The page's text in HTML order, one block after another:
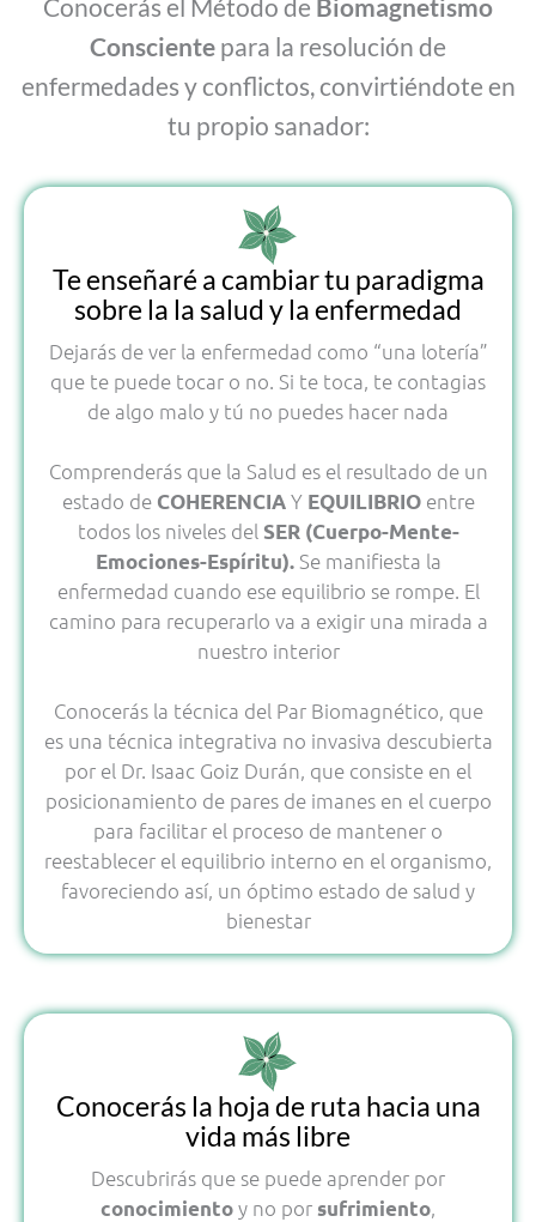
Conocerás el Método de Biomagnetismo
Consciente para la resolución de
enfermedades y conflictos, convirtiéndote en
tu propio sanador:
Te enseñaré a cambiar tu paradigma
sobre la la salud y la enfermedad
Dejarás de ver la enfermedad como “una lotería”
que te puede tocar o no. Si te toca, te contagias
de algo malo y tú no puedes hacer nada
Comprenderás que la Salud es el resultado de un
estado de COHERENCIAY EQUILIBRIOentre
todos los niveles del SER (Cuerpo-Mente-
Emociones-Espíritu).Se manifiesta la
enfermedad cuando ese equilibrio se rompe. El
camino para recuperarlo va a exigir una mirada a
nuestro interior
Conocerás la técnica del Par Biomagnético, que
es una técnica integrativa no invasiva descubierta
por el Dr. Isaac Goiz Durán, que consiste en el
posicionamiento de pares de imanes en el cuerpo
para facilitar el proceso de mantener o
reestablecer el equilibrio interno en el organismo,
favoreciendo así, un óptimo estado de salud y
bienestar
Conocerás la hoja de ruta hacia una
vida más libre
Descubrirás que se puede aprender por
conocimientoy no por sufrimiento,